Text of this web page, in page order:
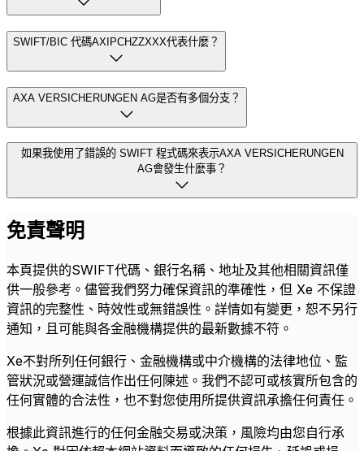
SWIFT/BIC 代碼AXIPCHZZXXX代表什麼？
AXA VERSICHERUNGEN AG是否有多個分支？
如果我使用了錯誤的 SWIFT 程式碼來表示AXA VERSICHERUNGEN
AG會發生什麼事？
免責聲明
本頁提供的SWIFT代碼、銀行名稱、地址及其他相關資訊僅
供一般參考。儘管我們努力確保資訊的準確性，但 Xe 不保證
資訊的完整性、時效性或無錯誤性。詳情如有變更，恕不另行
通知，且可能與各金融機構提供的最新數據不符。
Xe不對所列任何銀行、金融機構或中介機構的法律地位、監
管狀況或營運誠信作出任何陳述。我們不認可或核實所包含的
任何實體的合法性，也不對您使用所提供資訊承擔任何責任。
根據此資訊進行的任何金融交易或決策，風險均由您自行承